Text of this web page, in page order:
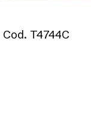
Cod. T4744C